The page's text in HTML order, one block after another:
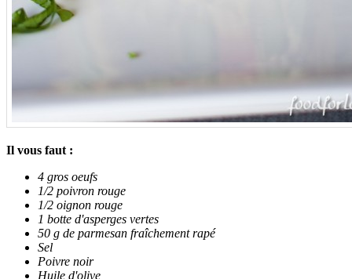
Il vous faut :
4 gros oeufs
1/2 poivron rouge
1/2 oignon rouge
1 botte d'asperges vertes
50 g de parmesan fraîchement rapé
Sel
Poivre noir
Huile d'olive